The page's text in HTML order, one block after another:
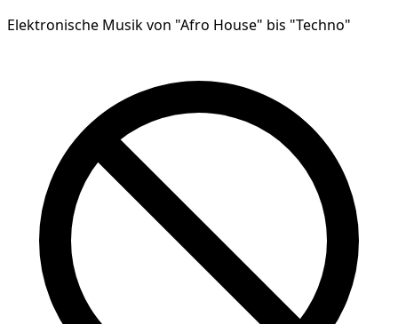
Elektronische Musik von "Afro House" bis "Techno"